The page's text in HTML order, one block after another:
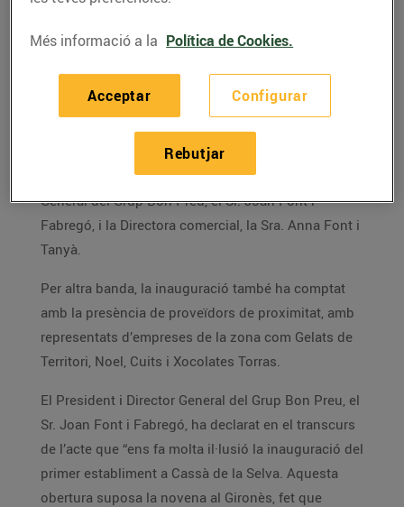
client, a més d’un ampli assortit
Bon Preu ha inaugurat avui un nou supermercat al
Passeig del Ferrocarril, cantonada amb el C/Germà
Agustí, de Cassà de la Selva amb la presència de
l’alcalde, el Sr. Robert Mundet i Anglada. Des de
Bon Preu, ha assistit a l’acte el President i Director
General del Grup Bon Preu, el Sr. Joan Font i
Fabregó, i la Directora comercial, la Sra. Anna Font i
Tanyà.
Per altra banda, la inauguració també ha comptat
amb la presència de proveïdors de proximitat, amb
representats d’empreses de la zona com Gelats de
Territori, Noel, Cuits i Xocolates Torras.
El President i Director General del Grup Bon Preu, el
Sr. Joan Font i Fabregó, ha declarat en el transcurs
de l’acte que “ens fa molta il·lusió la inauguració del
primer establiment a Cassà de la Selva. Aquesta
obertura suposa la novena al Gironès, fet que
Més informació a la Política de Cookies.
Configurar
Rebutjar
Acceptar